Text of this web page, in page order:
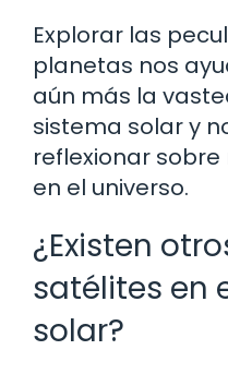
Explorar las
planetas nos
aún más la
sistema solar y
reflexionar
en el universo.
¿Existen
satélites en
solar?